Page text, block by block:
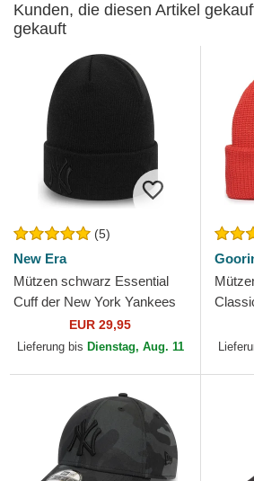
Kunden, die diesen Artikel
gekauft
(5)
New Era
Mützen schwarz Essential
Cuff der New York Yankees
MLB von New Era
EUR 29,95
Lieferung bis Dienstag, Aug. 11